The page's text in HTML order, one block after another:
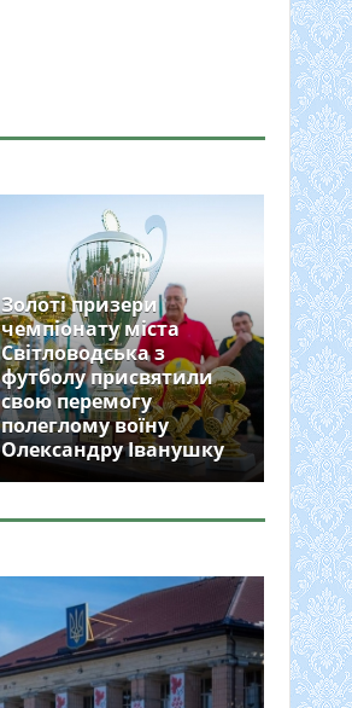
Золоті призери
чемпіонату міста
Світловодська з
футболу присвятили
свою перемогу
полеглому воїну
Олександру Іванушку